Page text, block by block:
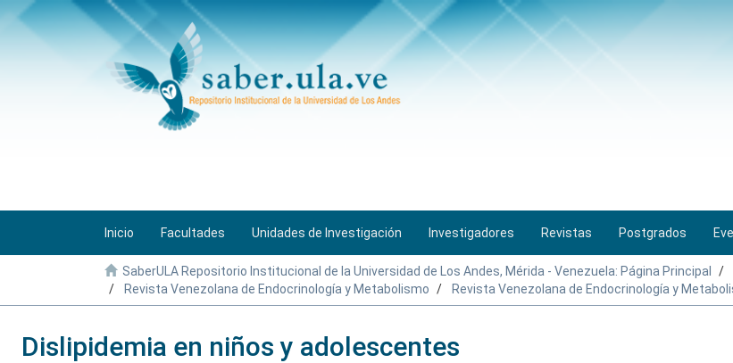
Inicio Facultades Unidades de Investigación Investigadores Revistas Postgrados
SaberULA Repositorio Institucional de la Universidad de Los Andes, Mérida - Venezuela: Página Principal
Revista Venezolana de Endocrinología y Metabolismo
Revista Venezolana de Endocrinología y
Dislipidemia en niños y adolescentes